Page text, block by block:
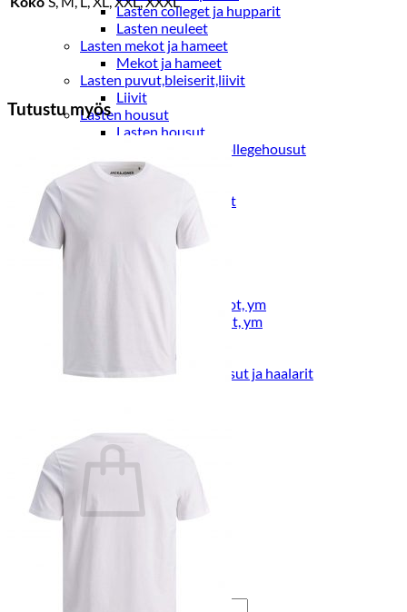
Lasten colleget ja hupparit
Lasten neuleet
Lasten mekot ja hameet
Mekot ja hameet
Lasten puvut,bleiserit,liivit
Liivit
Lasten housut
Lasten housut
Lasten trikoo-ja collegehousut
Lasten farkut
Lasten shortsit
Lasten juhlahousut
Yöasut ja kylpytakit
Lasten yöpaidat
Lasten pyjamat
Vyöt, käsineet,pipot, ym
Sukat, sukkahousut, ym
Lasten takit
Ulkoilupuvut, housut ja haalarit
Kirjaudu
Tutustu myös